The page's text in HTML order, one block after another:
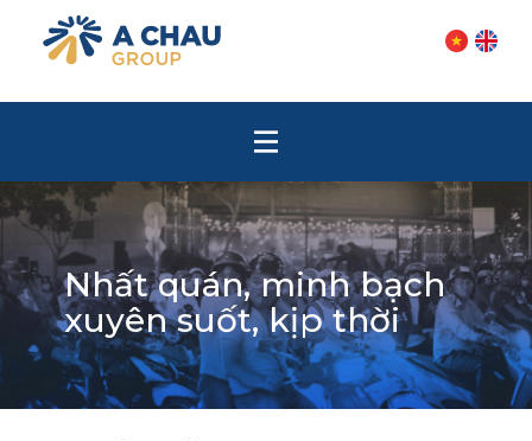
Nhất quán, minh bạch
xuyên suốt, kịp thời